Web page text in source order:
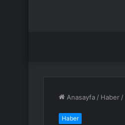
Anasayfa / Haber /
Haber